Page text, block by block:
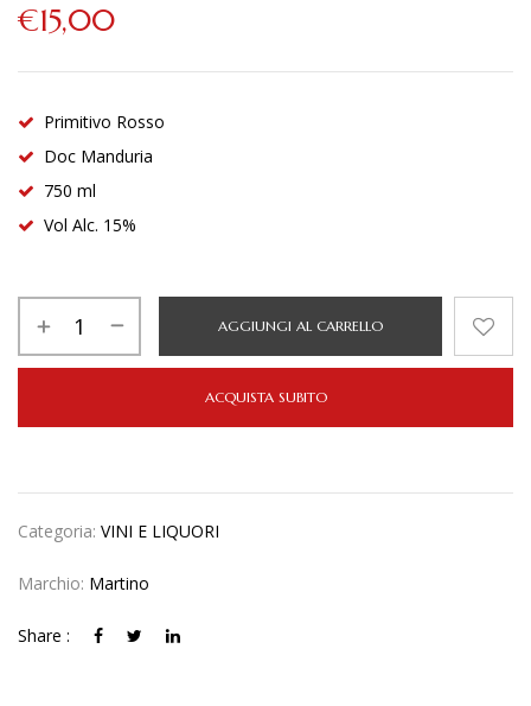
€15,00
Primitivo Rosso
Doc Manduria
750 ml
Vol Alc. 15%
AGGIUNGI AL CARRELLO
ACQUISTA SUBITO
Categoria: VINI E LIQUORI
Marchio: Martino
Share :